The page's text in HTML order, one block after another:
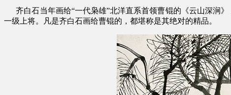
齐白石当年画给“一代枭雄”北洋直系首领曹锟的《云山深涧》
一级上将。凡是齐白石画给曹锟的，都堪称是其绝对的精品。